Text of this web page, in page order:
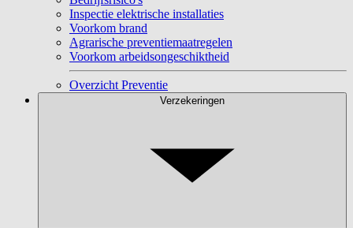
Inspectie elektrische installaties
Voorkom brand
Agrarische preventiemaatregelen
Voorkom arbeidsongeschiktheid
Overzicht Preventie
Verzekeringen